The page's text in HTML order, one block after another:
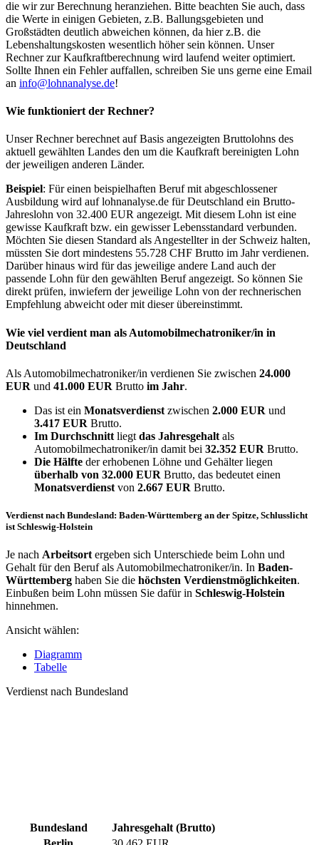
die wir zur Berechnung heranziehen. Bitte beachten Sie auch, dass
die Werte in einigen Gebieten, z.B. Ballungsgebieten und
Großstädten deutlich abweichen können, da hier z.B. die
Lebenshaltungskosten wesentlich höher sein können. Unser
Rechner zur Kaufkraftberechnung wird laufend weiter optimiert.
Sollte Ihnen ein Fehler auffallen, schreiben Sie uns gerne eine Email
an info@lohnanalyse.de!
Wie funktioniert der Rechner?
Unser Rechner berechnet auf Basis angezeigten Bruttolohns des
aktuell gewählten Landes den um die Kaufkraft bereinigten Lohn
der jeweiligen anderen Länder.
Beispiel: Für einen beispielhaften Beruf mit abgeschlossener
Ausbildung wird auf lohnanalyse.de für Deutschland ein Brutto-
Jahreslohn von 32.400 EUR angezeigt. Mit diesem Lohn ist eine
gewisse Kaufkraft bzw. ein gewisser Lebensstandard verbunden.
Möchten Sie diesen Standard als Angestellter in der Schweiz halten,
müssten Sie dort mindestens 55.728 CHF Brutto im Jahr verdienen.
Darüber hinaus wird für das jeweilige andere Land auch der
passende Lohn für den gewählten Beruf angezeigt. So können Sie
direkt prüfen, inwiefern der jeweilige Lohn von der rechnerischen
Empfehlung abweicht oder mit dieser übereinstimmt.
Wie viel verdient man als Automobilmechatroniker/in in
Deutschland
Als Automobilmechatroniker/in verdienen Sie zwischen 24.000
EUR und 41.000 EUR Brutto im Jahr.
Das ist ein Monatsverdienst zwischen 2.000 EUR und
3.417 EUR Brutto.
Im Durchschnitt liegt das Jahresgehalt als
Automobilmechatroniker/in damit bei 32.352 EUR Brutto.
Die Hälfte der erhobenen Löhne und Gehälter liegen
überhalb von 32.000 EUR Brutto, das bedeutet einen
Monatsverdienst von 2.667 EUR Brutto.
Verdienst nach Bundesland: Baden-Württemberg an der Spitze, Schlusslicht
ist Schleswig-Holstein
Je nach Arbeitsort ergeben sich Unterschiede beim Lohn und
Gehalt für den Beruf als Automobilmechatroniker/in. In Baden-
Württemberg haben Sie die höchsten Verdienstmöglichkeiten.
Einbußen beim Lohn müssen Sie dafür in Schleswig-Holstein
hinnehmen.
Ansicht wählen:
Diagramm
Tabelle
Verdienst nach Bundesland
Bundesland
Jahresgehalt (Brutto)